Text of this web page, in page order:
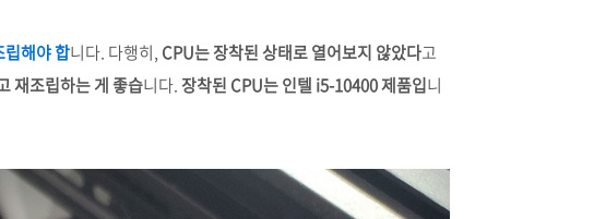
립해야 합니다. 다행히, CPU는 장착된 상태로 열어보지 않았다고
재조립하는 게 좋습니다.장착된 CPU는 인텔 i5-10400 제품입니